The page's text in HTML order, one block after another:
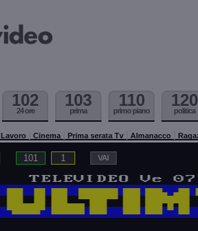
102
24 ore
103
prima
110
primo piano
120
politica
Lavoro Cinema Prima serata Tv Almanacco